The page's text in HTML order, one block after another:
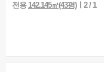
전용 142.145㎡(43평)ㅣ2 / 1